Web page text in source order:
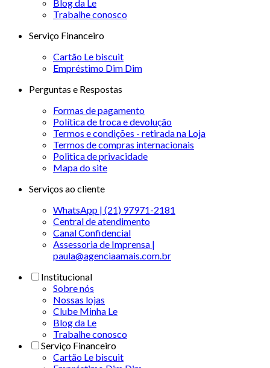
Blog da Le
Trabalhe conosco
Serviço Financeiro
Cartão Le biscuit
Empréstimo Dim Dim
Perguntas e Respostas
Formas de pagamento
Política de troca e devolução
Termos e condições - retirada na Loja
Termos de compras internacionais
Politica de privacidade
Mapa do site
Serviços ao cliente
WhatsApp | (21) 97971-2181
Central de atendimento
Canal Confidencial
Assessoria de Imprensa |
paula@agenciaamais.com.br
Institucional
Sobre nós
Nossas lojas
Clube Minha Le
Blog da Le
Trabalhe conosco
Serviço Financeiro
Cartão Le biscuit